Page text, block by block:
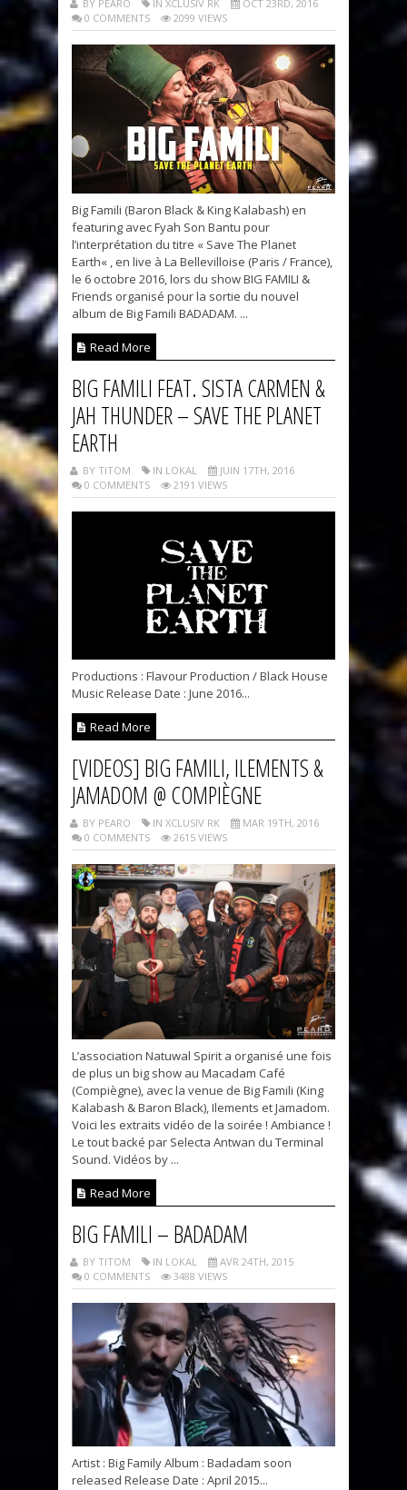
BY PEARO IN XCLUSIV RK
OCT 23RD, 2016
0 COMMENTS
2099 VIEWS
Big Famili (Baron Black & King Kalabash) en
featuring avec Fyah Son Bantu pour
l’interprétation du titre « Save The Planet
Earth« , en live à La Bellevilloise (Paris / France),
le 6 octobre 2016, lors du show BIG FAMILI &
Friends organisé pour la sortie du nouvel
album de Big Famili BADADAM. ...
Read More
BIG FAMILI FEAT. SISTA CARMEN &
JAH THUNDER – SAVE THE PLANET
EARTH
BY TITOM IN LOKAL
JUIN 17TH, 2016
0 COMMENTS
2191 VIEWS
Productions : Flavour Production / Black House
Music Release Date : June 2016...
Read More
[VIDEOS] BIG FAMILI, ILEMENTS &
JAMADOM @ COMPIÈGNE
BY PEARO IN XCLUSIV RK
MAR 19TH, 2016
0 COMMENTS
2615 VIEWS
L’association Natuwal Spirit a organisé une fois
de plus un big show au Macadam Café
(Compiègne), avec la venue de Big Famili (King
Kalabash & Baron Black), Ilements et Jamadom.
Voici les extraits vidéo de la soirée ! Ambiance !
Le tout backé par Selecta Antwan du Terminal
Sound. Vidéos by ...
Read More
BIG FAMILI – BADADAM
BY TITOM IN LOKAL
AVR 24TH, 2015
0 COMMENTS
3488 VIEWS
Artist : Big Family Album : Badadam soon
released Release Date : April 2015...